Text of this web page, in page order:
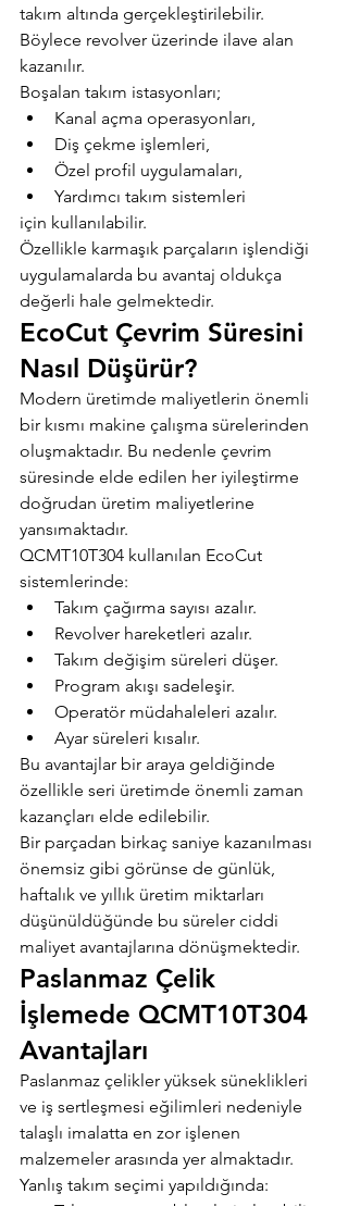
takım altında gerçekleştirilebilir.
Böylece revolver üzerinde ilave alan
kazanılır.
Boşalan takım istasyonları;
Kanal açma operasyonları,
Diş çekme işlemleri,
Özel profil uygulamaları,
Yardımcı takım sistemleri
için kullanılabilir.
Özellikle karmaşık parçaların işlendiği
uygulamalarda bu avantaj oldukça
değerli hale gelmektedir.
EcoCut Çevrim Süresini
Nasıl Düşürür?
Modern üretimde maliyetlerin önemli
bir kısmı makine çalışma sürelerinden
oluşmaktadır. Bu nedenle çevrim
süresinde elde edilen her iyileştirme
doğrudan üretim maliyetlerine
yansımaktadır.
QCMT10T304 kullanılan EcoCut
sistemlerinde:
Takım çağırma sayısı azalır.
Revolver hareketleri azalır.
Takım değişim süreleri düşer.
Program akışı sadeleşir.
Operatör müdahaleleri azalır.
Ayar süreleri kısalır.
Bu avantajlar bir araya geldiğinde
özellikle seri üretimde önemli zaman
kazançları elde edilebilir.
Bir parçadan birkaç saniye kazanılması
önemsiz gibi görünse de günlük,
haftalık ve yıllık üretim miktarları
düşünüldüğünde bu süreler ciddi
maliyet avantajlarına dönüşmektedir.
Paslanmaz Çelik
İşlemede QCMT10T304
Avantajları
Paslanmaz çelikler yüksek süneklikleri
ve iş sertleşmesi eğilimleri nedeniyle
talaşlı imalatta en zor işlenen
malzemeler arasında yer almaktadır.
Yanlış takım seçimi yapıldığında: